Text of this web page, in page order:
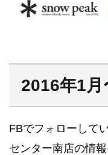
2016年1
FBでフォローして
センター南店の情